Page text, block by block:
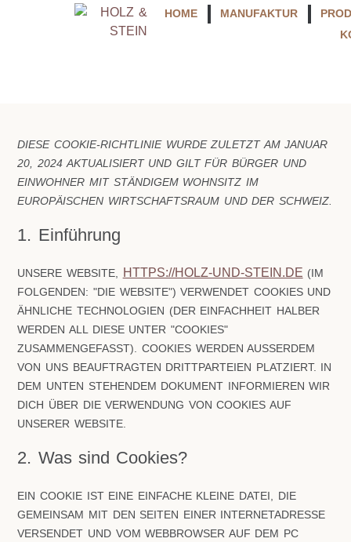
HOME MANUFAKTUR
DIESE COOKIE-RICHTLINIE WURDE ZULETZT AM JANUAR
20, 2024 AKTUALISIERT UND GILT FÜR BÜRGER UND
EINWOHNER MIT STÄNDIGEM WOHNSITZ IM
EUROPÄISCHEN WIRTSCHAFTSRAUM UND DER SCHWEIZ.
1. Einführung
UNSERE WEBSITE, HTTPS://HOLZ-UND-STEIN.DE (IM
FOLGENDEN: "DIE WEBSITE") VERWENDET COOKIES UND
ÄHNLICHE TECHNOLOGIEN (DER EINFACHHEIT HALBER
WERDEN ALL DIESE UNTER "COOKIES"
ZUSAMMENGEFASST). COOKIES WERDEN AUSSERDEM V
ON UNS BEAUFTRAGTEN DRITTPARTEIEN PLATZIERT. IN D
EM UNTEN STEHENDEM DOKUMENT INFORMIEREN WIR D
ICH ÜBER DIE VERWENDUNG VON COOKIES AUF U
NSERER WEBSITE.
2. Was sind Cookies?
EIN COOKIE IST EINE EINFACHE KLEINE DATEI, DIE
GEMEINSAM MIT DEN SEITEN EINER INTERNETADRESSE
VERSENDET UND VOM WEBBROWSER AUF DEM PC